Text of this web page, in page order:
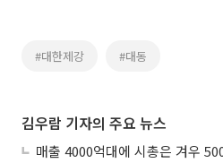
#대한제강 #대동
김우람 기자의 주요 뉴스